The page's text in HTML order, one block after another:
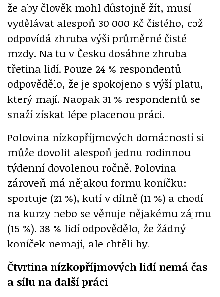
že aby člověk mohl důstojně žít, musí
vydělávat alespoň 30 000 Kč čistého, což
odpovídá zhruba výši průměrné čisté
mzdy. Na tu v Česku dosáhne zhruba
třetina lidí. Pouze 24 % respondentů
odpovědělo, že je spokojeno s výší platu,
který mají. Naopak 31 % respondentů se
snaží získat lépe placenou práci.
Polovina nízkopříjmových domácností si
může dovolit alespoň jednu rodinnou
týdenní dovolenou ročně. Polovina
zároveň má nějakou formu koníčku:
sportuje (21 %), kutí v dílně (11 %) a chodí
na kurzy nebo se věnuje nějakému zájmu
(15 %). 38 % lidí odpovědělo, že žádný
koníček nemají, ale chtěli by.
Čtvrtina nízkopříjmových lidí nemá čas
a sílu na další práci